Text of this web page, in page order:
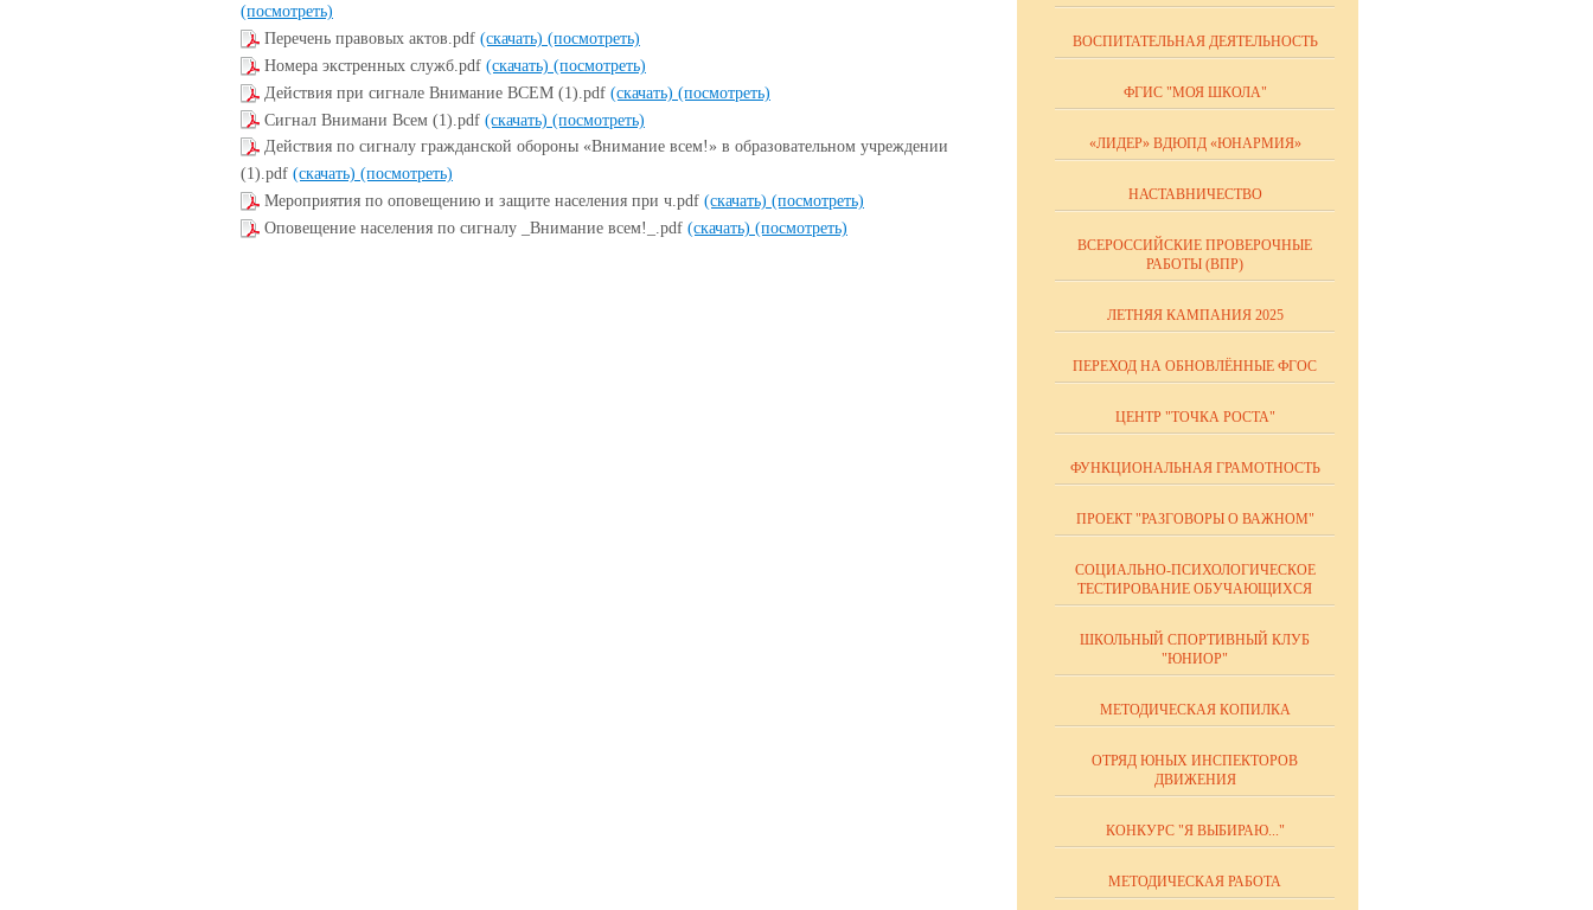
(посмотреть)
Перечень правовых актов.pdf (скачать) (посмотреть)
Номера экстренных служб.pdf (скачать) (посмотреть)
Действия при сигнале Внимание ВСЕМ (1).pdf (скачать) (посмотреть)
Сигнал Внимани Всем (1).pdf (скачать) (посмотреть)
Действия по сигналу гражданской обороны «Внимание всем!» в образовательном учреждении
(1).pdf (скачать) (посмотреть)
Мероприятия по оповещению и защите населения при ч.pdf (скачать) (посмотреть)
Оповещение населения по сигналу _Внимание всем!_.pdf (скачать) (посмотреть)
ВОСПИТАТЕЛЬНАЯ ДЕЯТЕЛЬНОСТЬ
ФГИС "МОЯ ШКОЛА"
«ЛИДЕР» ВДЮПД «ЮНАРМИЯ»
НАСТАВНИЧЕСТВО
ВСЕРОССИЙСКИЕ ПРОВЕРОЧНЫЕ
РАБОТЫ (ВПР)
ЛЕТНЯЯ КАМПАНИЯ 2025
ПЕРЕХОД НА ОБНОВЛЁННЫЕ ФГОС
ЦЕНТР "ТОЧКА РОСТА"
ФУНКЦИОНАЛЬНАЯ ГРАМОТНОСТЬ
ПРОЕКТ "РАЗГОВОРЫ О ВАЖНОМ"
СОЦИАЛЬНО-ПСИХОЛОГИЧЕСКОЕ
ТЕСТИРОВАНИЕ ОБУЧАЮЩИХСЯ
ШКОЛЬНЫЙ СПОРТИВНЫЙ КЛУБ
"ЮНИОР"
МЕТОДИЧЕСКАЯ КОПИЛКА
ОТРЯД ЮНЫХ ИНСПЕКТОРОВ
ДВИЖЕНИЯ
КОНКУРС "Я ВЫБИРАЮ..."
МЕТОДИЧЕСКАЯ РАБОТА